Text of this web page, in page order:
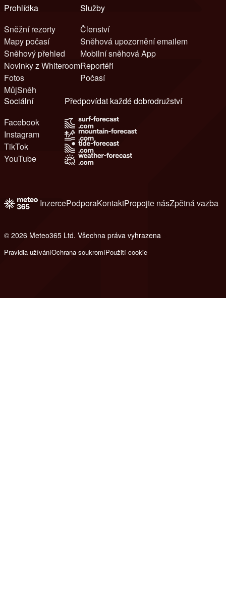
Prohlídka
Sněžní rezorty
Mapy počasí
Sněhový přehled
Novinky z Whiteroom
Fotos
MůjSněh
Služby
Členství
Sněhová upozornění emailem
Mobilní sněhová App
Reportéři
Počasí
Sociální
Facebook
Instagram
TikTok
YouTube
Předpovídat každé dobrodružství
InzercePodporaKontaktPropojte násZpětná vazba
© 2026 Meteo365 Ltd. Všechna práva vyhrazena
Pravidla užíváníOchrana soukromíPoužití cookie